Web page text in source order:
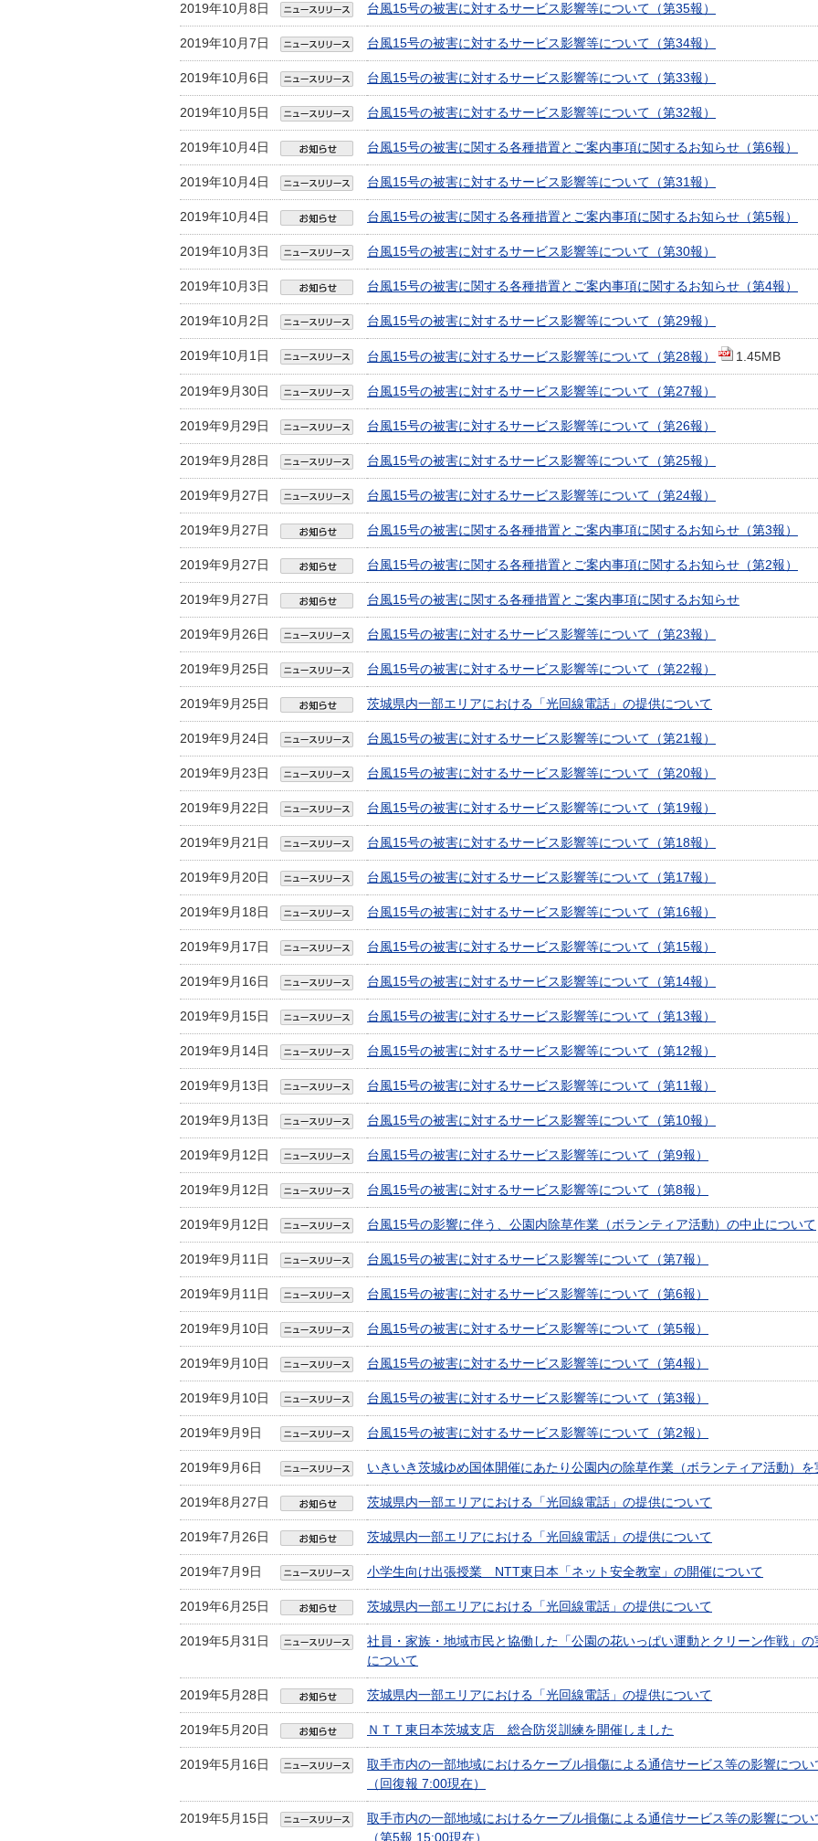
2019年10月8日 台風15号の被害に対するサービス影響等について（第35報）
2019年10月7日 台風15号の被害に対するサービス影響等について（第34報）
2019年10月6日 台風15号の被害に対するサービス影響等について（第33報）
2019年10月5日 台風15号の被害に対するサービス影響等について（第32報）
2019年10月4日 台風15号の被害に関する各種措置とご案内事項に関するお知らせ（第6報）
2019年10月4日 台風15号の被害に対するサービス影響等について（第31報）
2019年10月4日 台風15号の被害に関する各種措置とご案内事項に関するお知らせ（第5報）
2019年10月3日 台風15号の被害に対するサービス影響等について（第30報）
2019年10月3日 台風15号の被害に関する各種措置とご案内事項に関するお知らせ（第4報）
2019年10月2日 台風15号の被害に対するサービス影響等について（第29報）
2019年10月1日 台風15号の被害に対するサービス影響等について（第28報） 1.45MB
2019年9月30日 台風15号の被害に対するサービス影響等について（第27報）
2019年9月29日 台風15号の被害に対するサービス影響等について（第26報）
2019年9月28日 台風15号の被害に対するサービス影響等について（第25報）
2019年9月27日 台風15号の被害に対するサービス影響等について（第24報）
2019年9月27日 台風15号の被害に関する各種措置とご案内事項に関するお知らせ（第3報）
2019年9月27日 台風15号の被害に関する各種措置とご案内事項に関するお知らせ（第2報）
2019年9月27日 台風15号の被害に関する各種措置とご案内事項に関するお知らせ
2019年9月26日 台風15号の被害に対するサービス影響等について（第23報）
2019年9月25日 台風15号の被害に対するサービス影響等について（第22報）
2019年9月25日 茨城県内一部エリアにおける「光回線電話」の提供について
2019年9月24日 台風15号の被害に対するサービス影響等について（第21報）
2019年9月23日 台風15号の被害に対するサービス影響等について（第20報）
2019年9月22日 台風15号の被害に対するサービス影響等について（第19報）
2019年9月21日 台風15号の被害に対するサービス影響等について（第18報）
2019年9月20日 台風15号の被害に対するサービス影響等について（第17報）
2019年9月18日 台風15号の被害に対するサービス影響等について（第16報）
2019年9月17日 台風15号の被害に対するサービス影響等について（第15報）
2019年9月16日 台風15号の被害に対するサービス影響等について（第14報）
2019年9月15日 台風15号の被害に対するサービス影響等について（第13報）
2019年9月14日 台風15号の被害に対するサービス影響等について（第12報）
2019年9月13日 台風15号の被害に対するサービス影響等について（第11報）
2019年9月13日 台風15号の被害に対するサービス影響等について（第10報）
2019年9月12日 台風15号の被害に対するサービス影響等について（第9報）
2019年9月12日 台風15号の被害に対するサービス影響等について（第8報）
2019年9月12日 台風15号の影響に伴う、公園内除草作業（ボランティア活動）の中止について
2019年9月11日 台風15号の被害に対するサービス影響等について（第7報）
2019年9月11日 台風15号の被害に対するサービス影響等について（第6報）
2019年9月10日 台風15号の被害に対するサービス影響等について（第5報）
2019年9月10日 台風15号の被害に対するサービス影響等について（第4報）
2019年9月10日 台風15号の被害に対するサービス影響等について（第3報）
2019年9月9日 台風15号の被害に対するサービス影響等について（第2報）
2019年9月6日 いきいき茨城ゆめ国体開催にあたり公園内の除草作業（ボランティア活動）を
2019年8月27日 茨城県内一部エリアにおける「光回線電話」の提供について
2019年7月26日 茨城県内一部エリアにおける「光回線電話」の提供について
2019年7月9日 小学生向け出張授業 NTT東日本「ネット安全教室」の開催について
2019年6月25日 茨城県内一部エリアにおける「光回線電話」の提供について
2019年5月31日
社員・家族・地域市民と協働した「公園の花いっぱい運動とクリーン作戦」の
について
2019年5月28日 茨城県内一部エリアにおける「光回線電話」の提供について
2019年5月20日 ＮＴＴ東日本茨城支店 総合防災訓練を開催しました
2019年5月16日
取手市内の一部地域におけるケーブル損傷による通信サービス等の影響につい
（回復報 7:00現在）
2019年5月15日
取手市内の一部地域におけるケーブル損傷による通信サービス等の影響につい
（第5報 15:00現在）